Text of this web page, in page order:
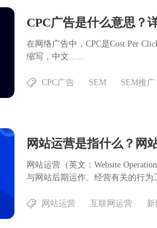
在网络广告中，CPC是Cost Per
缩写，中文......
CPC广告 SEM SEM推广
网站运营是指什么？网
网站运营（英文：Website
与网站后期运作、经营有关的行为
网站运营 互联网运营